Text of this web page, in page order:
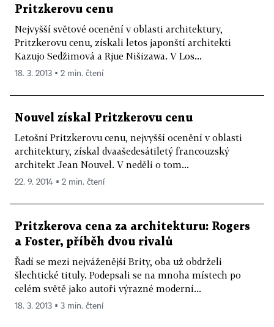
Pritzkerovu cenu
Nejvyšší světové ocenění v oblasti architektury,
Pritzkerovu cenu, získali letos japonští architekti
Kazujo Sedžimová a Rjue Nišizawa. V Los...
18. 3. 2013 ▪ 2 min. čtení
Nouvel získal Pritzkerovu cenu
Letošní Pritzkerovu cenu, nejvyšší ocenění v oblasti
architektury, získal dvaašedesátiletý francouzský
architekt Jean Nouvel. V neděli o tom...
22. 9. 2014 ▪ 2 min. čtení
Pritzkerova cena za architekturu: Rogers
a Foster, příběh dvou rivalů
Řadí se mezi nejváženější Brity, oba už obdrželi
šlechtické tituly. Podepsali se na mnoha místech po
celém světě jako autoři výrazné moderní...
18. 3. 2013 ▪ 3 min. čtení